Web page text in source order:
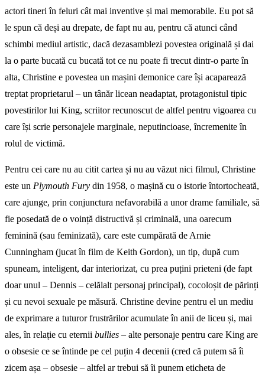
actori tineri în feluri cât mai inventive și mai memorabile. Eu pot să
le spun că deși au drepate, de fapt nu au, pentru că atunci când
schimbi mediul artistic, dacă dezasamblezi povestea originală și dai
la o parte bucată cu bucată tot ce nu poate fi trecut dintr-o parte în
alta, Christine e povestea un mașini demonice care își acaparează
treptat proprietarul – un tânăr licean neadaptat, protagonistul tipic
povestirilor lui King, scriitor recunoscut de altfel pentru vigoarea cu
care își scrie personajele marginale, neputincioase, încremenite în
rolul de victimă.
Pentru cei care nu au citit cartea și nu au văzut nici filmul, Christine
este un Plymouth Fury din 1958, o mașină cu o istorie întortocheată,
care ajunge, prin conjunctura nefavorabilă a unor drame familiale, să
fie posedată de o voință distructivă și criminală, una oarecum
feminină (sau feminizată), care este cumpărată de Arnie
Cunningham (jucat în film de Keith Gordon), un tip, după cum
spuneam, inteligent, dar interiorizat, cu prea puțini prieteni (de fapt
doar unul – Dennis – celălalt personaj principal), cocoloșit de părinți
și cu nevoi sexuale pe măsură. Christine devine pentru el un mediu
de exprimare a tuturor frustrărilor acumulate în anii de liceu și, mai
ales, în relație cu eternii bullies – alte personaje pentru care King are
o obsesie ce se întinde pe cel puțin 4 decenii (cred că putem să îi
zicem așa – obsesie – altfel ar trebui să îi punem eticheta de